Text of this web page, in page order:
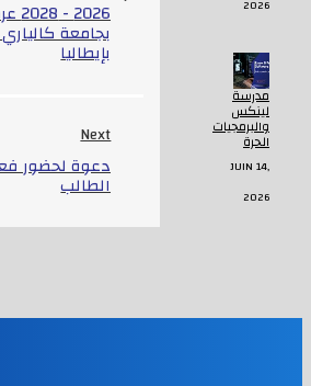
بجامعة
بإيطاليا
Next
دعوة لحضور
الطالب
2026
مدرسة
لينكس
والبرمجيات
الحرة
JUIN 14,
2026